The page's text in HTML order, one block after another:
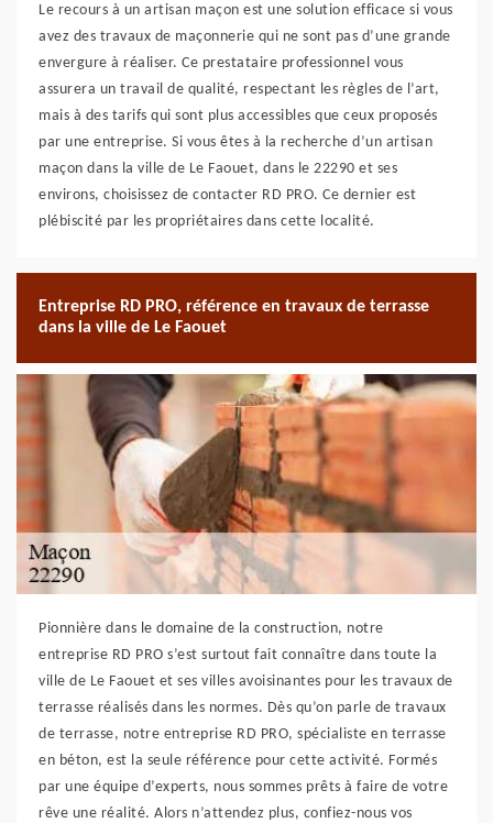
Le recours à un artisan maçon est une solution efficace si vous
avez des travaux de maçonnerie qui ne sont pas d’une grande
envergure à réaliser. Ce prestataire professionnel vous
assurera un travail de qualité, respectant les règles de l’art,
mais à des tarifs qui sont plus accessibles que ceux proposés
par une entreprise. Si vous êtes à la recherche d’un artisan
maçon dans la ville de Le Faouet, dans le 22290 et ses
environs, choisissez de contacter RD PRO. Ce dernier est
plébiscité par les propriétaires dans cette localité.
Entreprise RD PRO, référence en travaux de terrasse
dans la ville de Le Faouet
Pionnière dans le domaine de la construction, notre
entreprise RD PRO s’est surtout fait connaître dans toute la
ville de Le Faouet et ses villes avoisinantes pour les travaux de
terrasse réalisés dans les normes. Dès qu’on parle de travaux
de terrasse, notre entreprise RD PRO, spécialiste en terrasse
en béton, est la seule référence pour cette activité. Formés
par une équipe d’experts, nous sommes prêts à faire de votre
rêve une réalité. Alors n’attendez plus, confiez-nous vos